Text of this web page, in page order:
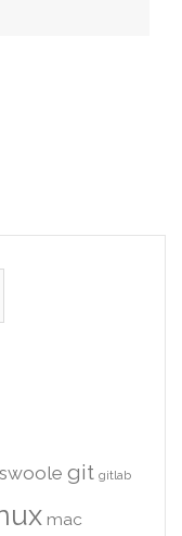
git gitlab
mac